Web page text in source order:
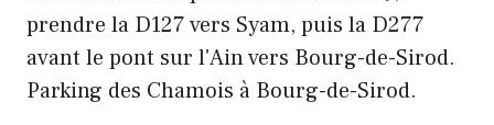
prendre la D127 vers Syam, puis la D277
avant le pont sur l'Ain vers Bourg-de-Sirod.
Parking des Chamois à Bourg-de-Sirod.